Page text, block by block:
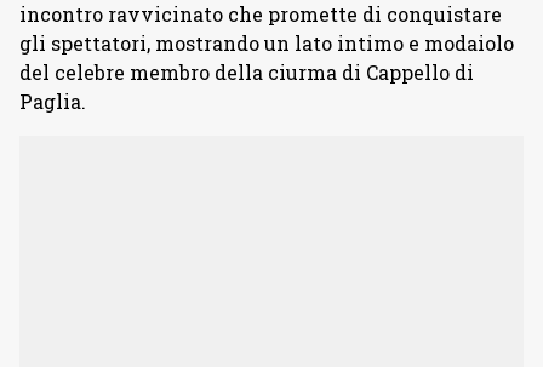
incontro ravvicinato che promette di conquistare
gli spettatori, mostrando un lato intimo e modaiolo
del celebre membro della ciurma di Cappello di
Paglia.